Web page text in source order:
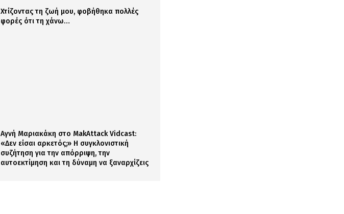
Χτίζοντας τη ζωή μου, φοβήθηκα πολλές
φορές ότι τη χάνω…
Αγνή Μαριακάκη στο MakAttack Vidcast:
«Δεν είσαι αρκετός;» Η συγκλονιστική
συζήτηση για την απόρριψη, την
αυτοεκτίμηση και τη δύναμη να ξαναρχίζεις